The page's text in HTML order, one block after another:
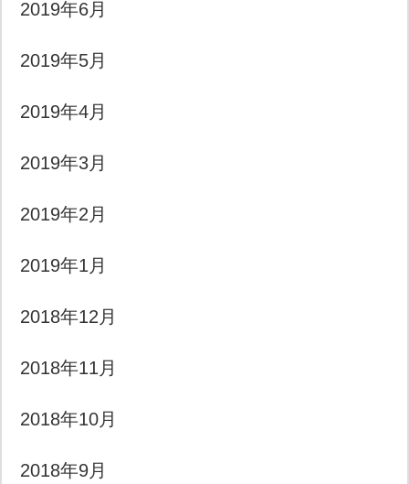
2019年6月
2019年5月
2019年4月
2019年3月
2019年2月
2019年1月
2018年12月
2018年11月
2018年10月
2018年9月